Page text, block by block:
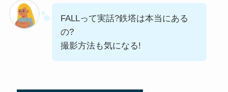
FALLって実話?鉄塔は本当にある
の?
撮影方法も気になる!